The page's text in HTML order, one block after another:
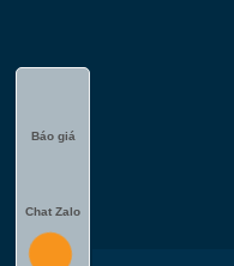
Báo giá
Chat Zalo